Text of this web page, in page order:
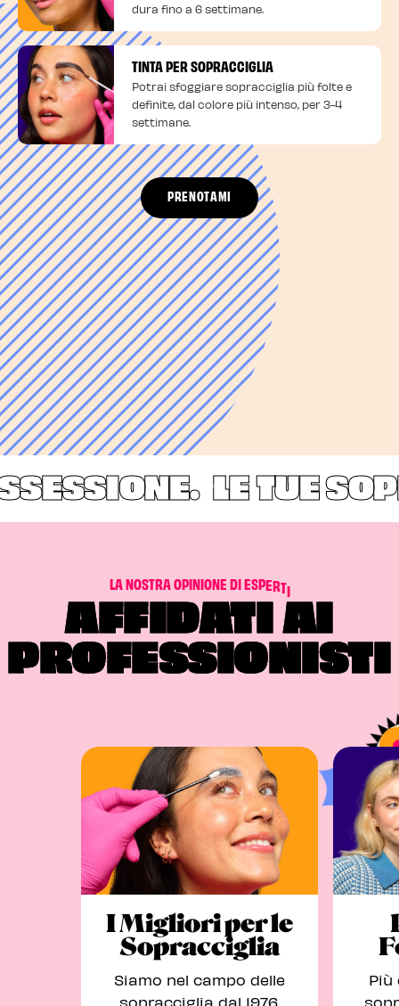
dura fino a 6 settimane.
TINTA PER SOPRACCIGLIA
Potrai sfoggiare sopracciglia più folte e
definite, dal colore più intenso, per 3-4
settimane.
PRENOTAMI
LE TUE
LANOSTRAOPINIONEDIESPERTI
AFFIDATI AI
PROFESSIONISTI
I Migliori per le
Sopracciglia
Siamo nel campo delle
sopracciglia dal 1976.
Più